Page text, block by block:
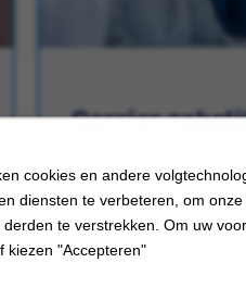
cookies en andere
diensten te verbeteren, om
derden te verstrekken. Om uw
kiezen "Accepteren"
Carrier
Verken carriere
Carrier business